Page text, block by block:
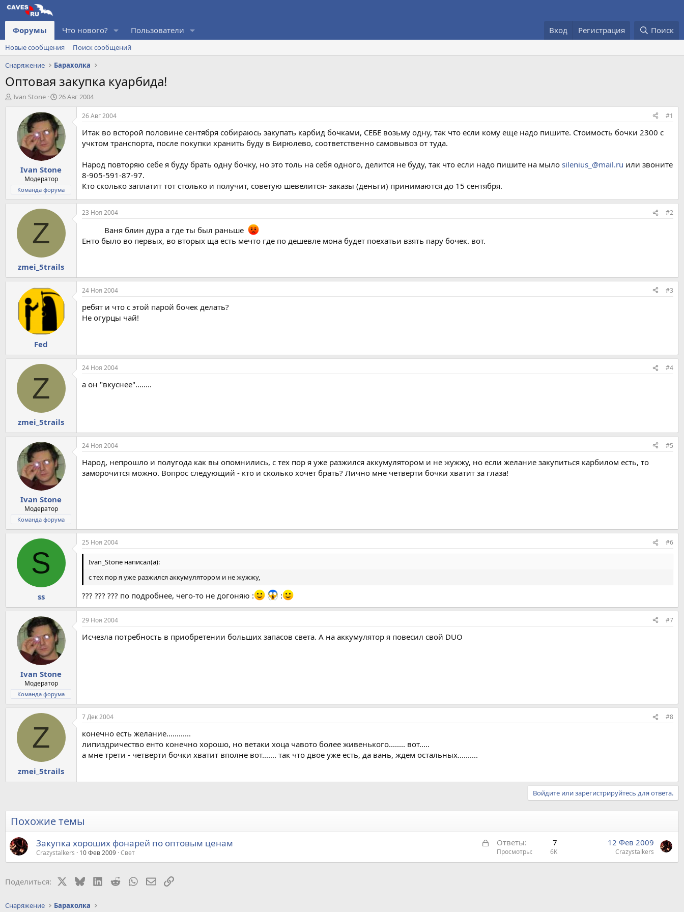
Форумы Что нового? Пользователи Вход Регистрация Поиск
Новые сообщения
Поиск сообщений
Снаряжение
Барахолка
Оптовая закупка куарбида!
А
Ivan Stone
Д
а
н
а
ч
л
26 Авг 2004
Ivan Stone
Модератор
Команда форума
26 Авг 2004 #1
Итак во всторой половине сентября собираюсь закупать карбид бочками, СЕБЕ возьму одну, так что если кому еще надо пишите. Стоимость бочки 2300 с
учктом транспорта, после покупки хранить буду в Бирюлево, соответственно самовывоз от туда.
Народ повторяю себе я буду брать одну бочку, но это толь на себя одного, делится не буду, так что если надо пишите на мыло silenius_@mail.ru или звоните
8-905-591-87-97.
Кто сколько заплатит тот столько и получит, советую шевелится- заказы (деньги) принимаются до 15 сентября.
Z
zmei_5trails
23 Ноя 2004 #2
Ваня блин дура а где ты был раньше
Енто было во первых, во вторых ща есть мечто где по дешевле мона будет поехатьи взять пару бочек. вот.
Fed
24 Ноя 2004 #3
ребят и что с этой парой бочек делать?
Не огурцы чай!
Z
zmei_5trails
24 Ноя 2004 #4
а он "вкуснее"........
Ivan Stone
Модератор
Команда форума
24 Ноя 2004 #5
Народ, непрошло и полугода как вы опомнились, с тех пор я уже разжился аккумулятором и не жужжу, но если желание закупиться карбилом есть, то
заморочится можно. Вопрос следующий - кто и сколько хочет брать? Лично мне четверти бочки хватит за глаза!
S
ss
25 Ноя 2004 #6
Ivan_Stone написал(а):
с тех пор я уже разжился аккумулятором и не жужжу,
??? ??? ??? по подробнее, чего-то не догоняю : :
Ivan Stone
Модератор
Команда форума
29 Ноя 2004 #7
Исчезла потребность в приобретении больших запасов света. А на аккумулятор я повесил свой DUO
Z
zmei_5trails
7 Дек 2004 #8
конечно есть желание............
липиздричество енто конечно хорошо, но ветаки хоца чавото более живенького........ вот.....
а мне трети - четверти бочки хватит вполне вот....... так что двое уже есть, да вань, ждем остальных..........
Войдите или зарегистрируйтесь для ответа.
Похожие темы
З
к
Закупка хороших фонарей по оптовым ценам
Crazystalkers 10 Фев 2009 Свет
Ответы 7
Просмотры 6K
12 Фев 2009
Crazystalkers
Поделиться: BlueskyLinkedIn
Reddit WhatsApp
Электронная почта
Ссылка
Снаряжение Барахолка